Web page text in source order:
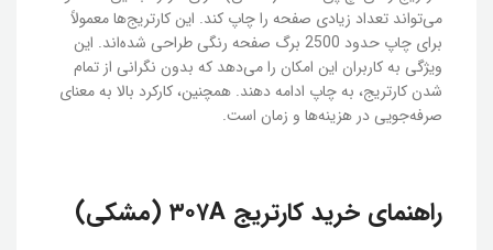
می‌تواند تعداد زیادی صفحه را چاپ کند. این کارتریج‌ها معمولاً
برای چاپ حدود 2500 برگ صفحه رنگی طراحی شده‌اند. این
ویژگی به کاربران این امکان را می‌دهد که بدون نگرانی از تمام
شدن کارتریج، به چاپ ادامه دهند. همچنین، کارکرد بالا به معنای
صرفه‌جویی در هزینه‌ها و زمان است.
راهنمای خرید کارتریج ۳۰۷A (مشکی)